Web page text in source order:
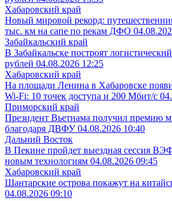
Хабаровский край
Новый мировой рекорд:
тыс. км на сапе по рекам ДФО
Забайкальский край
В Забайкальске построят
рублей 04.08.2026 12:25
Хабаровский край
На площади Ленина в Хабаровске
Wi‑Fi: 10 точек доступа и 200 Мбит/с
Приморский край
Президент Вьетнама получил премию
благодаря ДВФУ 04.08.2026 10:40
Дальний Восток
В Пекине пройдет выездная сессия
новым технологиям 04.08.2026 09:45
Хабаровский край
Шантарские острова покажут на
04.08.2026 09:10